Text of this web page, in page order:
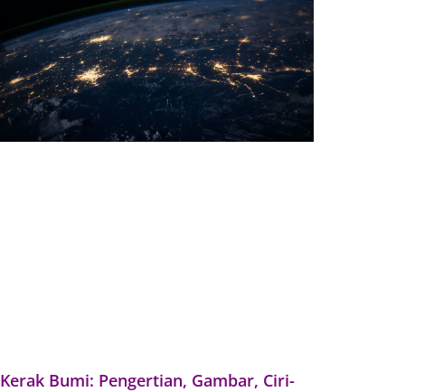
Kerak Bumi: Pengertian, Gambar, Ciri-